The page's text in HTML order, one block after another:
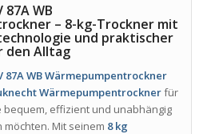
87A WB
– 8-kg-Trockner mit
und praktischer
Alltag
87A WB Wärmepumpentrockner
Wärmepumpentrocknerfür
bequem, effizient und unabhängig
Mit seinem 8 kg